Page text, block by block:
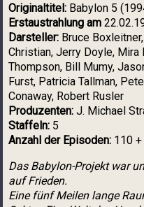
Originaltitel: Babylon 5
Erstaustrahlung am
Darsteller: Bruce
Christian, Jerry Doyle, Mira
Thompson, Bill Mumy,
Furst, Patricia Tallman,
Conaway, Robert Rusler
Produzenten: J. Michael
Staffeln: 5
Anzahl der Episoden: 110
Das Babylon-Projekt war
auf Frieden.
Eine fünf Meilen lange